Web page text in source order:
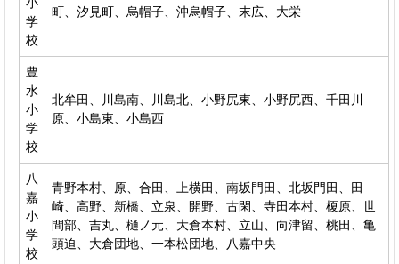
学
校
町、汐見町、烏帽子、沖烏帽子、末広、大栄
豊
水
小
学
校
北牟田、川島南、川島北、小野尻東、小野尻西、千田川
原、小島東、小島西
八
嘉
小
学
校
青野本村、原、合田、上横田、南坂門田、北坂門田、田
崎、高野、新橋、立泉、開野、古閑、寺田本村、榎原、世
間部、吉丸、樋ノ元、大倉本村、立山、向津留、桃田、亀
頭迫、大倉団地、一本松団地、八嘉中央